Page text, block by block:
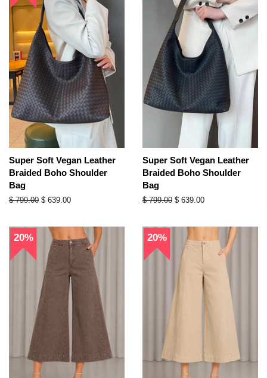
Super Soft Vegan Leather
Braided Boho Shoulder
Bag
Precio
$ 799.00 Precio
$ 639.00
Super Soft Vegan Leather
Braided Boho Shoulder
Bag
Precio
$ 799.00 Precio
$ 639.00
20% 20%